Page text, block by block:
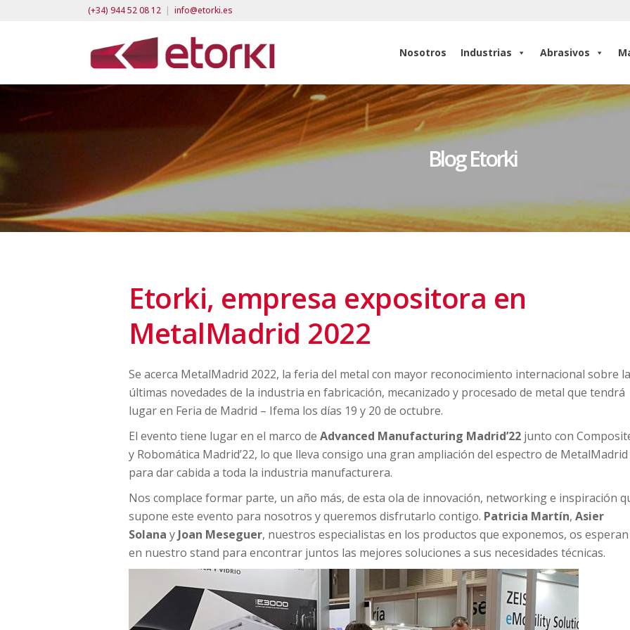
(+34) 944 52 08 12 | info@etorki.es
Nosotros Industrias Abrasivos
Blog Etorki
Etorki, empresa expositora en
MetalMadrid 2022
Se acerca MetalMadrid 2022, la feria del metal con mayor reconocimiento internacional sobre
últimas novedades de la industria en fabricación, mecanizado y procesado de metal que tendrá
lugar en Feria de Madrid – Ifema los días 19 y 20 de octubre.
El evento tiene lugar en el marco de Advanced Manufacturing Madrid’22 junto con
y Robomática Madrid’22, lo que lleva consigo una gran ampliación del espectro de MetalMadrid
para dar cabida a toda la industria manufacturera.
Nos complace formar parte, un año más, de esta ola de innovación, networking e inspiración
supone este evento para nosotros y queremos disfrutarlo contigo. Patricia Martín, Asier
Solana y Joan Meseguer, nuestros especialistas en los productos que exponemos, os esperan
en nuestro stand para encontrar juntos las mejores soluciones a sus necesidades técnicas.